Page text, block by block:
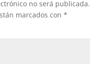
no será publicada.
marcados con *